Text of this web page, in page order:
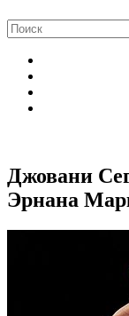
Джовани
Эрнана